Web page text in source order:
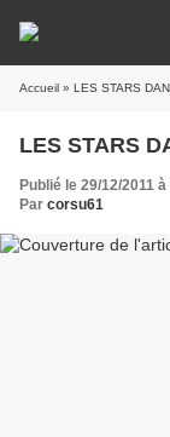
Accueil » LES STARS
LES STARS
Publié le 29/12/2011
Par corsu61